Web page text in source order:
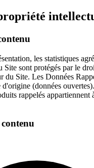
les statistiques
Site sont protégés par le
du Site. Les Données
(données
rappelés appartiennent